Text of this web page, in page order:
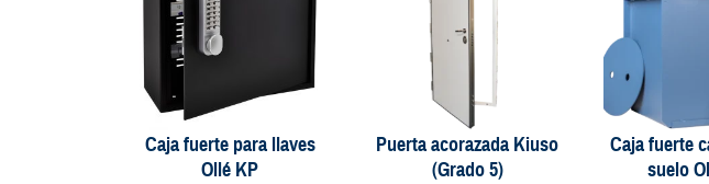
Caja fuerte para llaves
Ollé KP
Puerta acorazada Kiuso
(Grado 5)
Caja fuerte
suelo